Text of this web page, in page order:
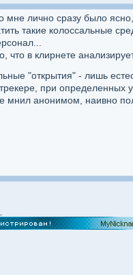
мне лично сразу было
такие колоссальные
что в клирнете
"открытия" - лишь
при определенных
мнил анонимом, наивно